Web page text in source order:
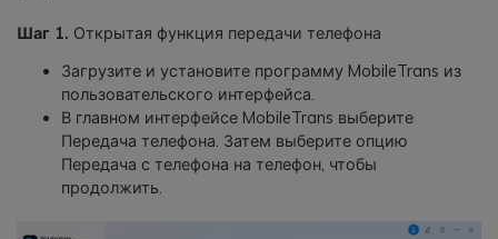
Шаг 1. Открытая функция передачи телефона
Загрузите и установите программу MobileTrans из
пользовательского интерфейса.
В главном интерфейсе MobileTrans выберите
Передача телефона. Затем выберите опцию
Передача с телефона на телефон, чтобы
продолжить.